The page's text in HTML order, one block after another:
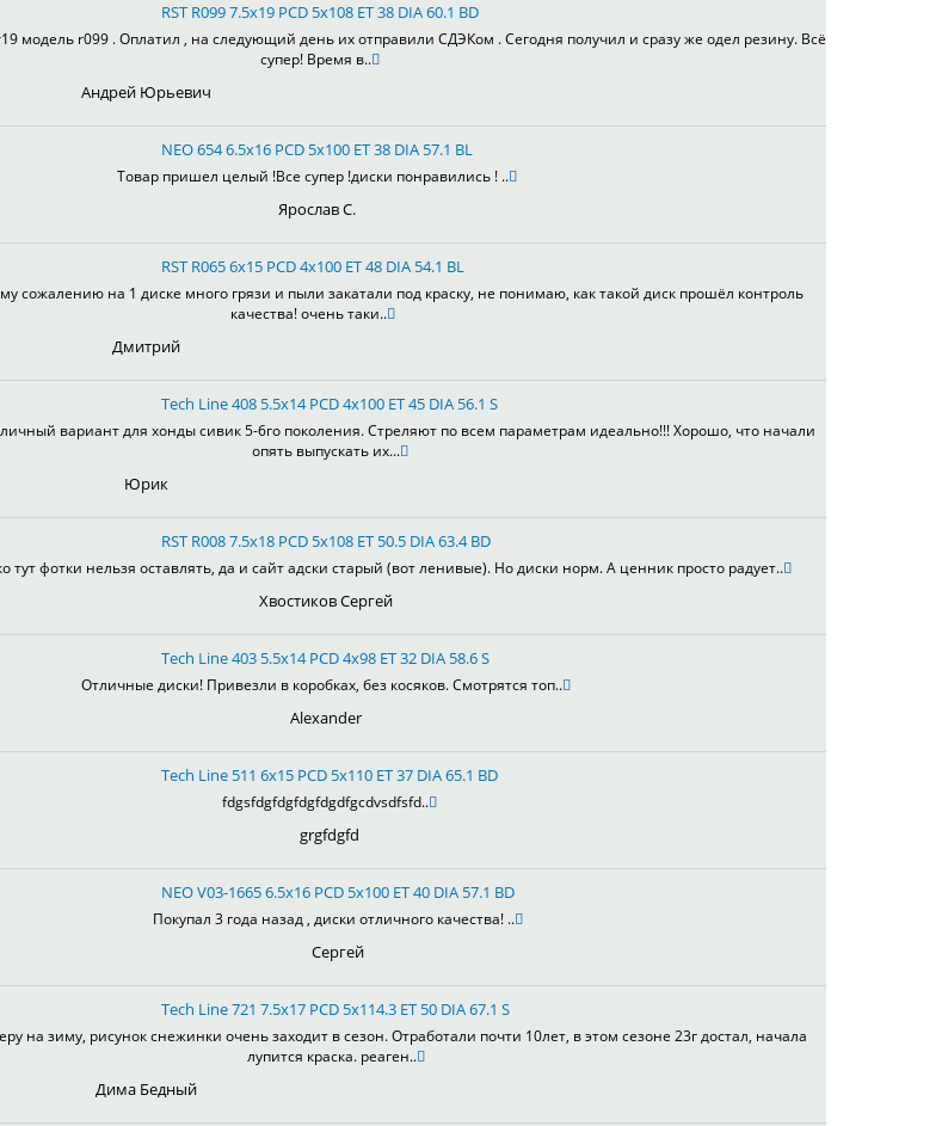
RST R099 7.5x19 PCD 5x108 ET 38 DIA 60.1 BD
модель r099 . Оплатил , на следующий день их отправили СДЭКом . Сегодня получил и сразу же одел резину. Всё
супер! Время в..
Андрей Юрьевич
NEO 654 6.5x16 PCD 5x100 ET 38 DIA 57.1 BL
Товар пришел целый !Все супер !диски понравились ! ..
Ярослав С.
RST R065 6x15 PCD 4x100 ET 48 DIA 54.1 BL
сожалению на 1 диске много грязи и пыли закатали под краску, не понимаю, как такой диск прошёл контроль
качества! очень таки..
Дмитрий
Tech Line 408 5.5x14 PCD 4x100 ET 45 DIA 56.1 S
вариант для хонды сивик 5-6го поколения. Стреляют по всем параметрам идеально!!! Хорошо, что начали
опять выпускать их...
Юрик
RST R008 7.5x18 PCD 5x108 ET 50.5 DIA 63.4 BD
тут фотки нельзя оставлять, да и сайт адски старый (вот ленивые). Но диски норм. А ценник просто радует..
Хвостиков Сергей
Tech Line 403 5.5x14 PCD 4x98 ET 32 DIA 58.6 S
Отличные диски! Привезли в коробках, без косяков. Смотрятся топ..
Alexander
Tech Line 511 6x15 PCD 5x110 ET 37 DIA 65.1 BD
fdgsfdgfdgfdgfdgdfgcdvsdfsfd..
grgfdgfd
NEO V03-1665 6.5x16 PCD 5x100 ET 40 DIA 57.1 BD
Покупал 3 года назад , диски отличного качества! ..
Сергей
Tech Line 721 7.5x17 PCD 5x114.3 ET 50 DIA 67.1 S
на зиму, рисунок снежинки очень заходит в сезон. Отработали почти 10лет, в этом сезоне 23г достал, начала
лупится краска. реаген..
Дима Бедный